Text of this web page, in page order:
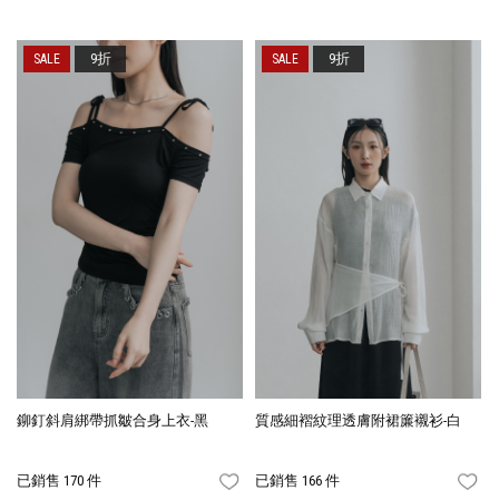
鉚釘斜肩綁帶抓皺合身上衣-黑
已銷售 170 件 FAVORITES
9折
質感細褶紋理透膚附裙簾襯衫-白
已銷售 166 件
9折